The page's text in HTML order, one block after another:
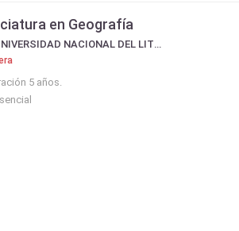
en Geografía
UNL - UNIVERSIDAD NACIONAL DEL LITORAL
5 años.